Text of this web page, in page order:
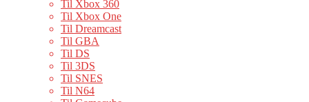
Til Xbox 360
Til Xbox One
Til Dreamcast
Til GBA
Til DS
Til 3DS
Til SNES
Til N64